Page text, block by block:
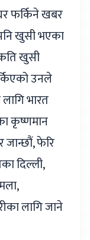
फर्किने खबर
खुसी भएका
खुसी
उनले
भारत
कृष्णमान
फेरि
दिल्ली,
लागि जाने